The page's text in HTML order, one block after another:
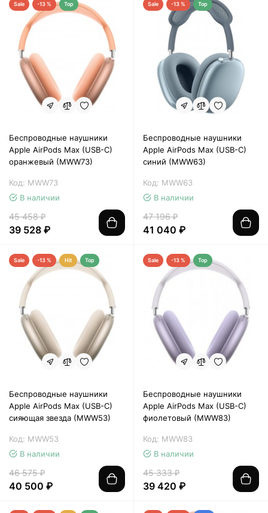
Sale -13 % Top
Беспроводные наушники
Apple AirPods Max (USB-C)
оранжевый (MWW73)
Код: MWW73
В наличии
45 458 ₽
39 528 ₽
Sale -13 % Top
Беспроводные наушники
Apple AirPods Max (USB-C)
синий (MWW63)
Код: MWW63
В наличии
47 196 ₽
41 040 ₽
Sale -13 % Hit Top
Беспроводные наушники
Apple AirPods Max (USB-C)
сияющая звезда (MWW53)
Код: MWW53
В наличии
46 575 ₽
40 500 ₽
Sale -13 % Top
Беспроводные наушники
Apple AirPods Max (USB-C)
фиолетовый (MWW83)
Код: MWW83
В наличии
45 333 ₽
39 420 ₽